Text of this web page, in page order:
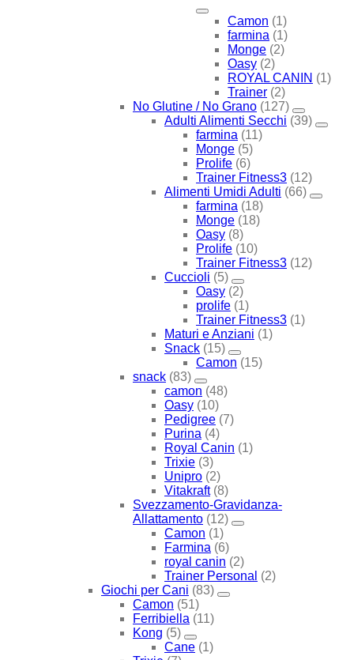
Camon (1)
farmina (1)
Monge (2)
Oasy (2)
ROYAL CANIN (1)
Trainer (2)
No Glutine / No Grano (127)
Adulti Alimenti Secchi (39)
farmina (11)
Monge (5)
Prolife (6)
Trainer Fitness3 (12)
Alimenti Umidi Adulti (66)
farmina (18)
Monge (18)
Oasy (8)
Prolife (10)
Trainer Fitness3 (12)
Cuccioli (5)
Oasy (2)
prolife (1)
Trainer Fitness3 (1)
Maturi e Anziani (1)
Snack (15)
Camon (15)
snack (83)
camon (48)
Oasy (10)
Pedigree (7)
Purina (4)
Royal Canin (1)
Trixie (3)
Unipro (2)
Vitakraft (8)
Svezzamento-Gravidanza-
Allattamento (12)
Camon (1)
Farmina (6)
royal canin (2)
Trainer Personal (2)
Giochi per Cani (83)
Camon (51)
Ferribiella (11)
Kong (5)
Cane (1)